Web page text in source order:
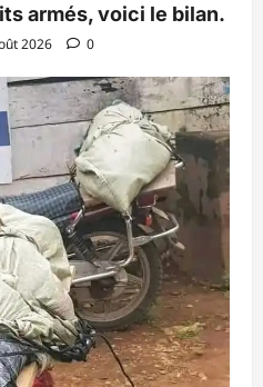
armés, voici le bilan.
2026 0